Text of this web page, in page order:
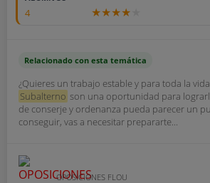
4
Relacionado con esta temática
¿Quieres un trabajo estable y para toda la
Subalterno son una oportunidad para
de conserje y ordenanza pueda parecer un
conseguir, vas a necesitar prepararte...
OPOSICIONES FLOU